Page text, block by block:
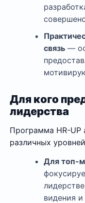
связь —
Для кого
лидерства
Программа HR-UP
различных
Для топ-
видения